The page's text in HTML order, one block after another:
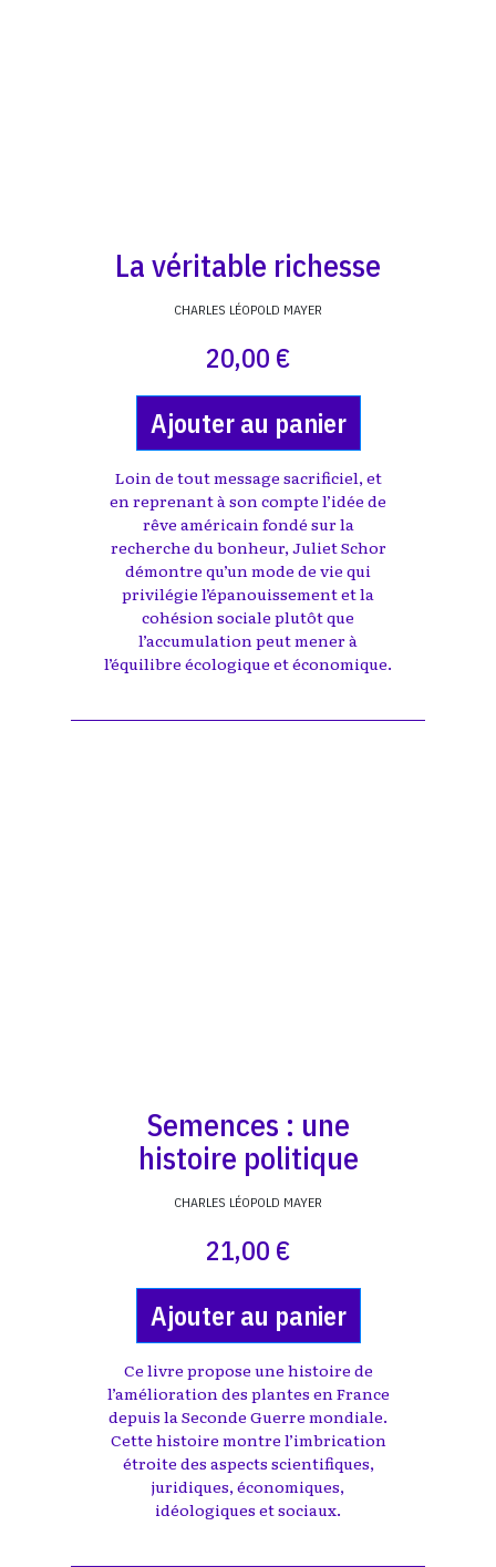
La véritable richesse
CHARLES LÉOPOLD MAYER
20,00 €
Ajouter au panier
Loin de tout message sacrificiel, et
en reprenant à son compte l’idée de
rêve américain fondé sur la
recherche du bonheur, Juliet Schor
démontre qu’un mode de vie qui
privilégie l’épanouissement et la
cohésion sociale plutôt que
l’accumulation peut mener à
l’équilibre écologique et économique.
Semences : une
histoire politique
CHARLES LÉOPOLD MAYER
21,00 €
Ajouter au panier
Ce livre propose une histoire de
l’amélioration des plantes en France
depuis la Seconde Guerre mondiale.
Cette histoire montre l’imbrication
étroite des aspects scientifiques,
juridiques, économiques,
idéologiques et sociaux.